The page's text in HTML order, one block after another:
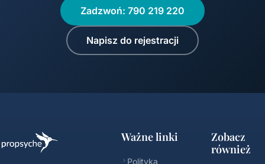
Zadzwoń: 790 219 220
Napisz do rejestracji
Ważne linki
Polityka
Zobacz
również